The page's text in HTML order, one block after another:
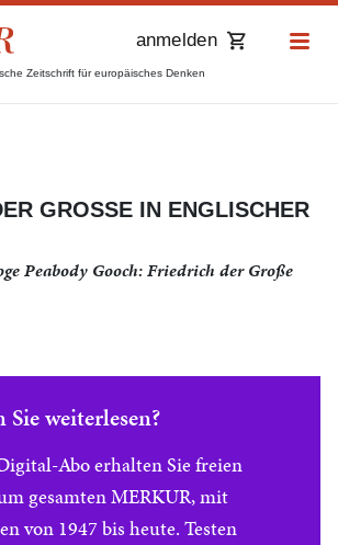
Zeitschrift für europäisches Denken
anmelden
GROSSE IN ENGLISCHER
Peabody Gooch: Friedrich der Große
weiterlesen?
Abo erhalten Sie freien
gesamten MERKUR, mit
von 1947 bis heute. Testen